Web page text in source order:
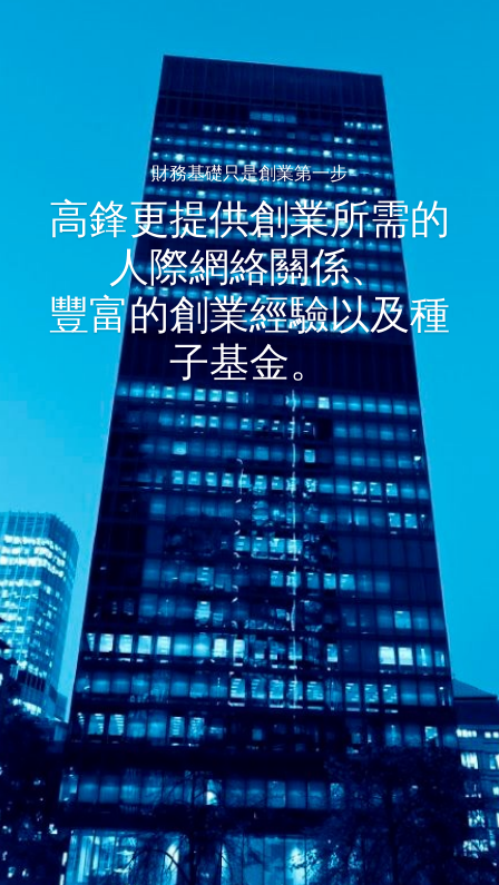
財務基礎只是創業第一步
高鋒更提供創業所需的
人際網絡關係、
豐富的創業經驗以及種
子基金。